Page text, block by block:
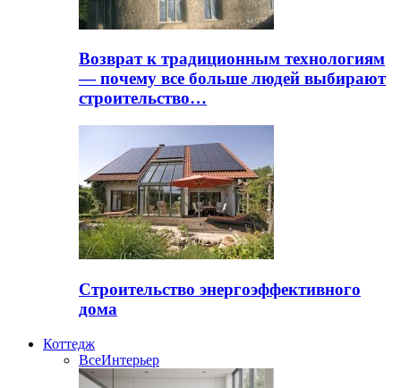
Возврат к традиционным технологиям
— почему все больше людей выбирают
строительство…
Строительство энергоэффективного
дома
Коттедж
ВсеИнтерьер